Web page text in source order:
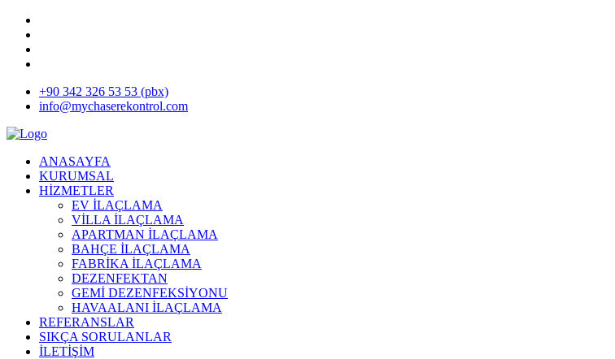
+90 342 326 53 53 (pbx)
info@mychaserekontrol.com
ANASAYFA
KURUMSAL
HİZMETLER
EV İLAÇLAMA
VİLLA İLAÇLAMA
APARTMAN İLAÇLAMA
BAHÇE İLAÇLAMA
FABRİKA İLAÇLAMA
DEZENFEKTAN
GEMİ DEZENFEKSİYONU
HAVAALANI İLAÇLAMA
REFERANSLAR
SIKÇA SORULANLAR
İLETİŞİM